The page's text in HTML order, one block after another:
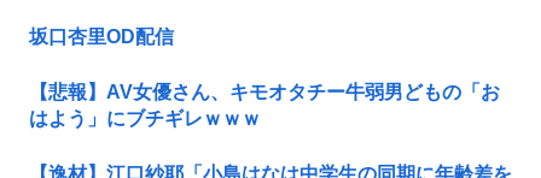
坂口杏里OD配信
【悲報】AV女優さん、キモオタチー牛弱男どもの「お
はよう」にブチギレｗｗｗ